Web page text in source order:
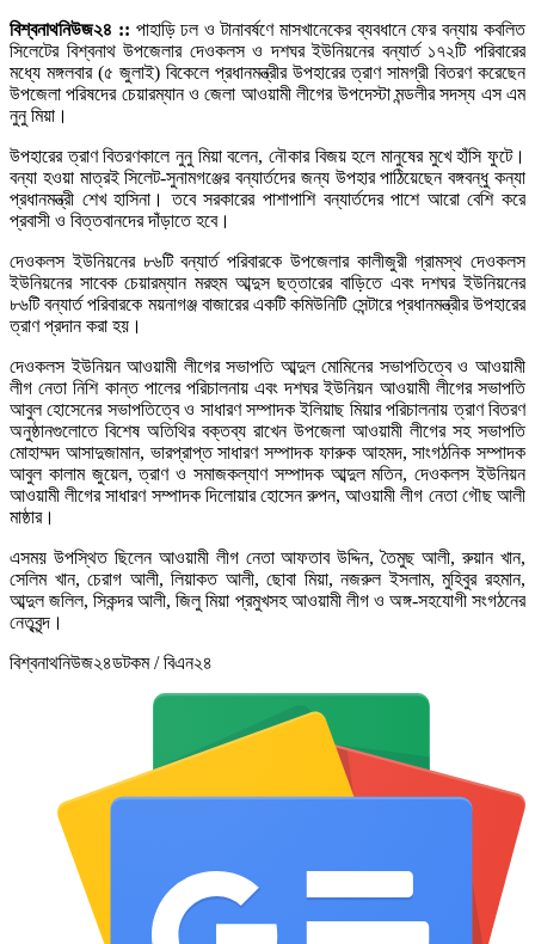
বিশ্বনাথনিউজ২৪ :: পাহাড়ি ঢল ও টানাবর্ষণে মাসখানেকের ব্যবধানে ফের বন্যায় কবলিত
সিলেটের বিশ্বনাথ উপজেলার দেওকলস ও দশঘর ইউনিয়নের বন্যার্ত ১৭২টি পরিবারের
মধ্যে মঙ্গলবার (৫ জুলাই) বিকেলে প্রধানমন্ত্রীর উপহারের ত্রাণ সামগ্রী বিতরণ করেছেন
উপজেলা পরিষদের চেয়ারম্যান ও জেলা আওয়ামী লীগের উপদেস্টা মন্ডলীর সদস্য এস এম
নুনু মিয়া।
উপহারের ত্রাণ বিতরণকালে নুনু মিয়া বলেন, নৌকার বিজয় হলে মানুষের মুখে হাঁসি ফুটে।
বন্যা হওয়া মাত্রই সিলেট-সুনামগঞ্জের বন্যার্তদের জন্য উপহার পাঠিয়েছেন বঙ্গবন্ধু কন্যা
প্রধানমন্ত্রী শেখ হাসিনা। তবে সরকারের পাশাপাশি বন্যার্তদের পাশে আরো বেশি করে
প্রবাসী ও বিত্তবানদের দাঁড়াতে হবে।
দেওকলস ইউনিয়নের ৮৬টি বন্যার্ত পরিবারকে উপজেলার কালীজুরী গ্রামস্থ দেওকলস
ইউনিয়নের সাবেক চেয়ারম্যান মরহুম আব্দুস ছত্তারের বাড়িতে এবং দশঘর ইউনিয়নের
৮৬টি বন্যার্ত পরিবারকে ময়নাগঞ্জ বাজারের একটি কমিউনিটি সেন্টারে প্রধানমন্ত্রীর উপহারের
ত্রাণ প্রদান করা হয়।
দেওকলস ইউনিয়ন আওয়ামী লীগের সভাপতি আব্দুল মোমিনের সভাপতিত্বে ও আওয়ামী
লীগ নেতা নিশি কান্ত পালের পরিচালনায় এবং দশঘর ইউনিয়ন আওয়ামী লীগের সভাপতি
আবুল হোসেনের সভাপতিত্বে ও সাধারণ সম্পাদক ইলিয়াছ মিয়ার পরিচালনায় ত্রাণ বিতরণ
অনুষ্ঠানগুলোতে বিশেষ অতিথির বক্তব্য রাখেন উপজেলা আওয়ামী লীগের সহ সভাপতি
মোহাম্মদ আসাদুজামান, ভারপ্রাপ্ত সাধারণ সম্পাদক ফারুক আহমদ, সাংগঠনিক সম্পাদক
আবুল কালাম জুয়েল, ত্রাণ ও সমাজকল্যাণ সম্পাদক আব্দুল মতিন, দেওকলস ইউনিয়ন
আওয়ামী লীগের সাধারণ সম্পাদক দিলোয়ার হোসেন রুপন, আওয়ামী লীগ নেতা গৌছ আলী
মাষ্ঠার।
এসময় উপস্থিত ছিলেন আওয়ামী লীগ নেতা আফতাব উদ্দিন, তৈমুছ আলী, রুয়ান খান,
সেলিম খান, চেরাগ আলী, লিয়াকত আলী, ছোবা মিয়া, নজরুল ইসলাম, মুহিবুর রহমান,
আব্দুল জলিল, সিকন্দর আলী, জিলু মিয়া প্রমুখসহ আওয়ামী লীগ ও অঙ্গ-সহযোগী সংগঠনের
নেতৃবৃন্দ।
বিশ্বনাথনিউজ২৪ডটকম / বিএন২৪